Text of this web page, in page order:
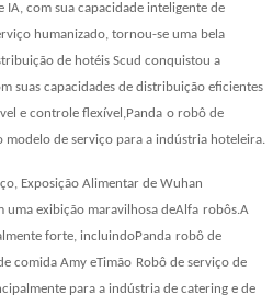
IA, com sua capacidade inteligente de
humanizado, tornou-se uma bela
de hotéis Scud conquistou a
suas capacidades de distribuição eficientes
e controle flexível,Panda o robô de
de serviço para a indústria hoteleira.
Exposição Alimentar de Wuhan
uma exibição maravilhosa deAlfa robôs.A
forte, incluindoPanda robô de
comida Amy eTimão Robô de serviço de
para a indústria de catering e de